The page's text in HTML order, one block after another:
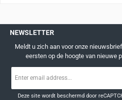
NEWSLETTER
Meldt u zich aan voor onze
eersten op de hoogte van nieuwe
mailadres
Deze site wordt beschermd door